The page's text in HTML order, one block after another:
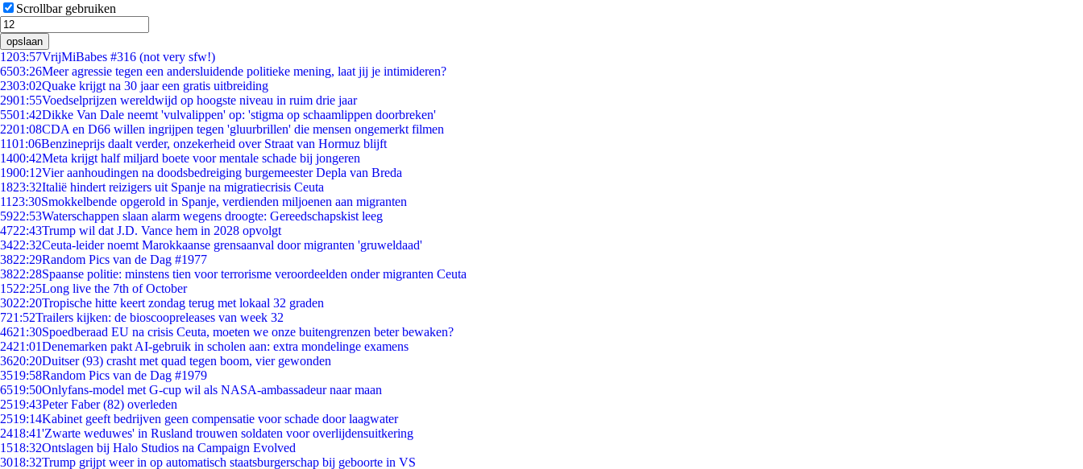
Scrollbar gebruiken
opslaan
1203:57VrijMiBabes #316 (not very sfw!)
6503:26Meer agressie tegen een andersluidende politieke mening, laat jij je intimideren?
2303:02Quake krijgt na 30 jaar een gratis uitbreiding
2901:55Voedselprijzen wereldwijd op hoogste niveau in ruim drie jaar
5501:42Dikke Van Dale neemt 'vulvalippen' op: 'stigma op schaamlippen doorbreken'
2201:08CDA en D66 willen ingrijpen tegen 'gluurbrillen' die mensen ongemerkt filmen
1101:06Benzineprijs daalt verder, onzekerheid over Straat van Hormuz blijft
1400:42Meta krijgt half miljard boete voor mentale schade bij jongeren
1900:12Vier aanhoudingen na doodsbedreiging burgemeester Depla van Breda
1823:32Italië hindert reizigers uit Spanje na migratiecrisis Ceuta
11 23:30Smokkelbende opgerold in Spanje, verdienden miljoenen aan migranten
5922:53Waterschappen slaan alarm wegens droogte: Gereedschapskist leeg
4722:43Trump wil dat J.D. Vance hem in 2028 opvolgt
3422:32Ceuta-leider noemt Marokkaanse grensaanval door migranten 'gruweldaad'
3822:29Random Pics van de Dag #1977
3822:28Spaanse politie: minstens tien voor terrorisme veroordeelden onder migranten Ceuta
1522:25Long live the 7th of October
3022:20Tropische hitte keert zondag terug met lokaal 32 graden
721:52Trailers kijken: de bioscoopreleases van week 32
4621:30Spoedberaad EU na crisis Ceuta, moeten we onze buitengrenzen beter bewaken?
2421:01Denemarken pakt AI-gebruik in scholen aan: extra mondelinge examens
3620:20Duitser (93) crasht met quad tegen boom, vier gewonden
3519:58Random Pics van de Dag #1979
6519:50Onlyfans-model met G-cup wil als NASA-ambassadeur naar maan
2519:43Peter Faber (82) overleden
2519:14Kabinet geeft bedrijven geen compensatie voor schade door laagwater
2418:41'Zwarte weduwes' in Rusland trouwen soldaten voor overlijdensuitkering
1518:32Ontslagen bij Halo Studios na Campaign Evolved
3018:32Trump grijpt weer in op automatisch staatsburgerschap bij geboorte in VS